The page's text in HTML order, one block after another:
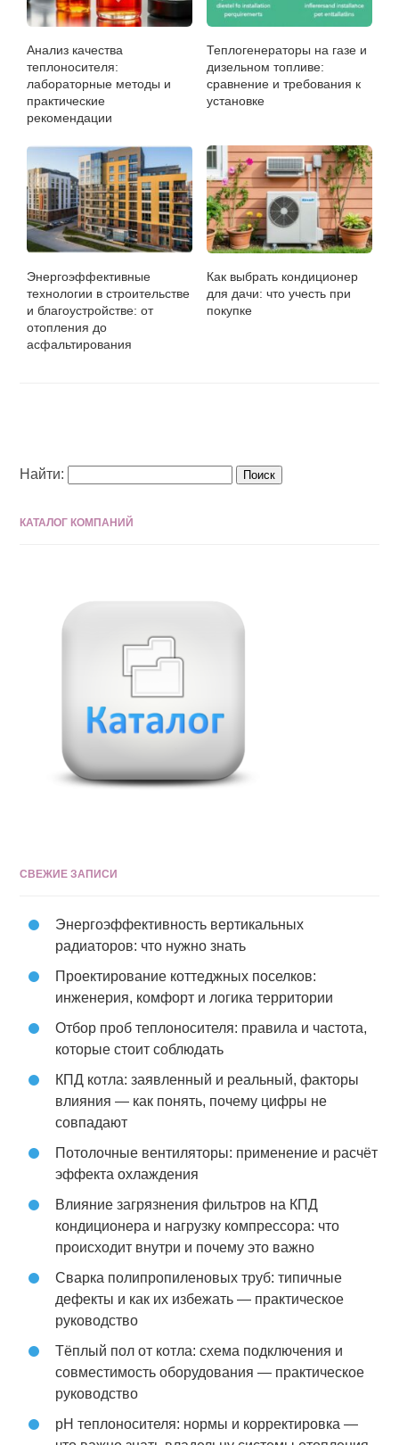
Анализ качества
теплоносителя:
лабораторные методы и
практические
рекомендации
Теплогенераторы на газе и
дизельном топливе:
сравнение и требования к
установке
Энергоэффективные
технологии в строительстве
и благоустройстве: от
отопления до
асфальтирования
Как выбрать кондиционер
для дачи: что учесть при
покупке
Найти:
КАТАЛОГ КОМПАНИЙ
СВЕЖИЕ ЗАПИСИ
Энергоэффективность вертикальных
радиаторов: что нужно знать
Проектирование коттеджных поселков:
инженерия, комфорт и логика территории
Отбор проб теплоносителя: правила и частота,
которые стоит соблюдать
КПД котла: заявленный и реальный, факторы
влияния — как понять, почему цифры не
совпадают
Потолочные вентиляторы: применение и расчёт
эффекта охлаждения
Влияние загрязнения фильтров на КПД
кондиционера и нагрузку компрессора: что
происходит внутри и почему это важно
Сварка полипропиленовых труб: типичные
дефекты и как их избежать — практическое
руководство
Тёплый пол от котла: схема подключения и
совместимость оборудования — практическое
руководство
pH теплоносителя: нормы и корректировка —